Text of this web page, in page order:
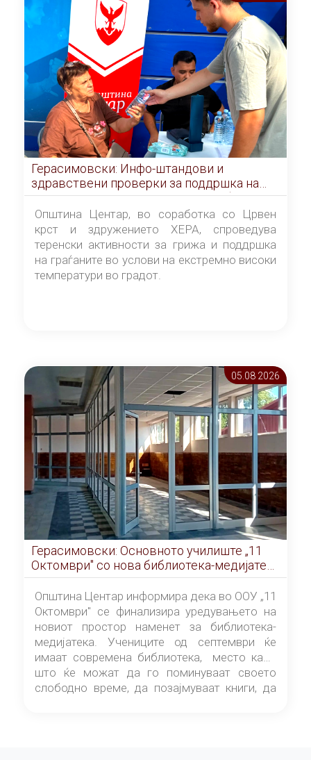
Герасимовски: Инфо-штандови и
здравствени проверки за поддршка на
граѓаните во услови на топлотен бран
Општина Центар, во соработка со Црвен
крст и здружението ХЕРА, спроведува
теренски активности за грижа и поддршка
на граѓаните во услови на екстремно високи
температури во градот.
05.08 2026
Герасимовски: Основното училиште „11
Октомври" со нова библиотека-медијатека
од септември
Општина Центар информира дека во ООУ „11
Октомври" се финализира уредувањето на
новиот простор наменет за библиотека-
медијатека. Учениците од септември ќе
имаат современа библиотека, место каде
што ќе можат да го поминуваат своето
слободно време, да позајмуваат книги, да